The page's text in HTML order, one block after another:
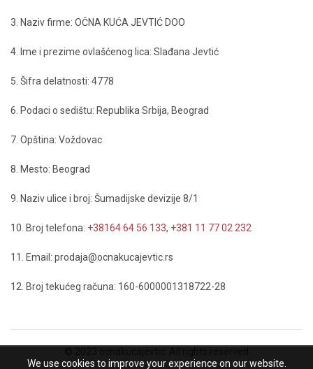
3. Naziv firme: OČNA KUĆA JEVTIĆ DOO
4. Ime i prezime ovlašćenog lica: Slađana Jevtić
5. Šifra delatnosti: 4778
6. Podaci o sedištu: Republika Srbija, Beograd
7. Opština: Voždovac
8. Mesto: Beograd
9. Naziv ulice i broj: Šumadijske devizije 8/1
10. Broj telefona: +38164 64 56 133, +381 11 77 02 232
11. Email: prodaja@ocnakucajevtic.rs
12. Broj tekućeg računa: 160-6000001318722-28
We use cookies to improve your experience on our website.